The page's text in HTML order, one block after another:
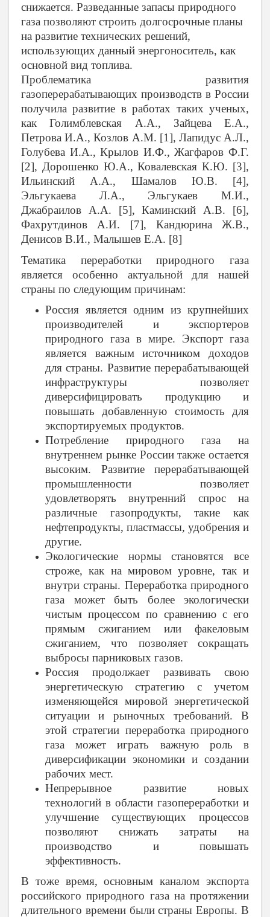
снижается. Разведанные запасы природного
газа позволяют строить долгосрочные планы
на развитие технических решений,
использующих данный энергоноситель, как
основной вид топлива.
Проблематика развития
газоперерабатывающих производств в России
получила развитие в работах таких ученых,
как Голимблевская А.А., Зайцева Е.А.,
Петрова И.А., Козлов А.М. [1], Лапидус А.Л.,
Голубева И.А., Крылов И.Ф., Жагфаров Ф.Г.
[2], Дорошенко Ю.А., Ковалевская К.Ю. [3],
Ильинский А.А., Шамалов Ю.В. [4],
Эльгукаева Л.А., Эльгукаев М.И.,
Джабраилов А.А. [5], Каминский А.В. [6],
Фахрутдинов А.И. [7], Кандюрина Ж.В.,
Денисов В.И., Малышев Е.А. [8]
Тематика переработки природного газа
является особенно актуальной для нашей
страны по следующим причинам:
Россия является одним из крупнейших
производителей и экспортеров
природного газа в мире. Экспорт газа
является важным источником доходов
для страны. Развитие перерабатывающей
инфраструктуры позволяет
диверсифицировать продукцию и
повышать добавленную стоимость для
экспортируемых продуктов.
Потребление природного газа на
внутреннем рынке России также остается
высоким. Развитие перерабатывающей
промышленности позволяет
удовлетворять внутренний спрос на
различные газопродукты, такие как
нефтепродукты, пластмассы, удобрения и
другие.
Экологические нормы становятся все
строже, как на мировом уровне, так и
внутри страны. Переработка природного
газа может быть более экологически
чистым процессом по сравнению с его
прямым сжиганием или факеловым
сжиганием, что позволяет сокращать
выбросы парниковых газов.
Россия продолжает развивать свою
энергетическую стратегию с учетом
изменяющейся мировой энергетической
ситуации и рыночных требований. В
этой стратегии переработка природного
газа может играть важную роль в
диверсификации экономики и создании
рабочих мест.
Непрерывное развитие новых
технологий в области газопереработки и
улучшение существующих процессов
позволяют снижать затраты на
производство и повышать
эффективность.
В тоже время, основным каналом экспорта
российского природного газа на протяжении
длительного времени были страны Европы. В